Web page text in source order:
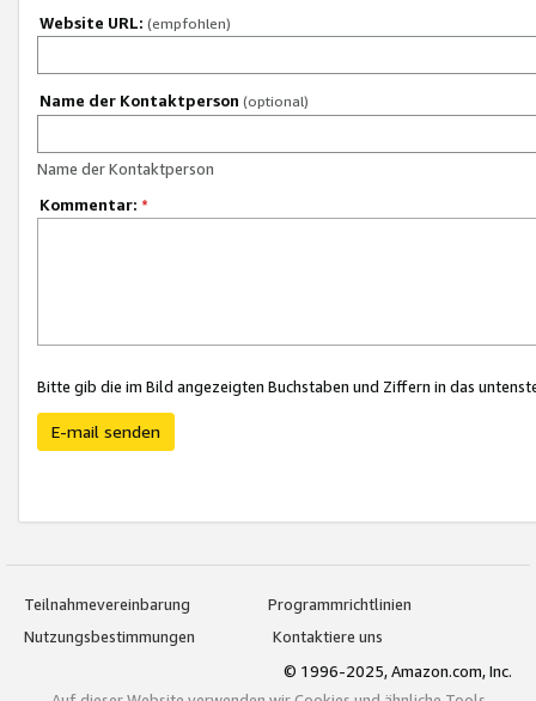
Website URL: (empfohlen)
Name der Kontaktperson (optional)
Name der Kontaktperson
Kommentar: *
Bitte gib die im Bild angezeigten Buchstaben und Ziffern in das
E-mail senden
Teilnahmevereinbarung
Programmrichtlinien
Nutzungsbestimmungen
Kontaktiere uns
© 1996-2025, Amazon.com, Inc.